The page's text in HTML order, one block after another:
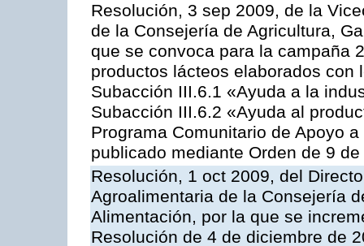
Resolución, 3 sep 2009, de la
de la Consejería de Agricultura,
que se convoca para la campaña
productos lácteos elaborados
Subacción III.6.1 «Ayuda a la
Subacción III.6.2 «Ayuda al
Programa Comunitario de Apoyo
publicado mediante Orden de 9
Resolución, 1 oct 2009, del
Agroalimentaria de la Consejería
Alimentación, por la que se
Resolución de 4 de diciembre de